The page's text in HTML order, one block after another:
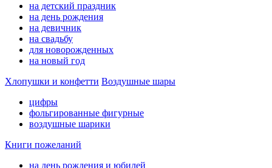
на детский праздник
на день рождения
на девичник
на свадьбу
для новорожденных
на новый год
Хлопушки и конфетти Воздушные шары
цифры
фольгированные фигурные
воздушные шарики
Книги пожеланий
на день рождения и юбилей